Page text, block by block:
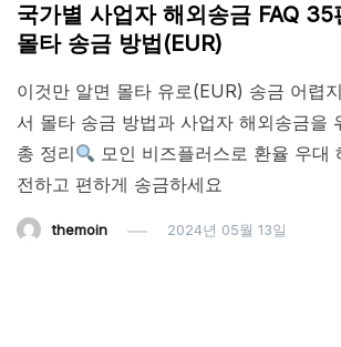
국가별 사업자 해외송금 FAQ 35
몰타 송금 방법(EUR)
이것만 알면 몰타 유로(EUR) 송금 어렵
서 몰타 송금 방법과 사업자 해외송금을
총 정리
모인 비즈플러스로 환율 우대
전하고 편하게 송금하세요
themoin 2024년 05월 13일